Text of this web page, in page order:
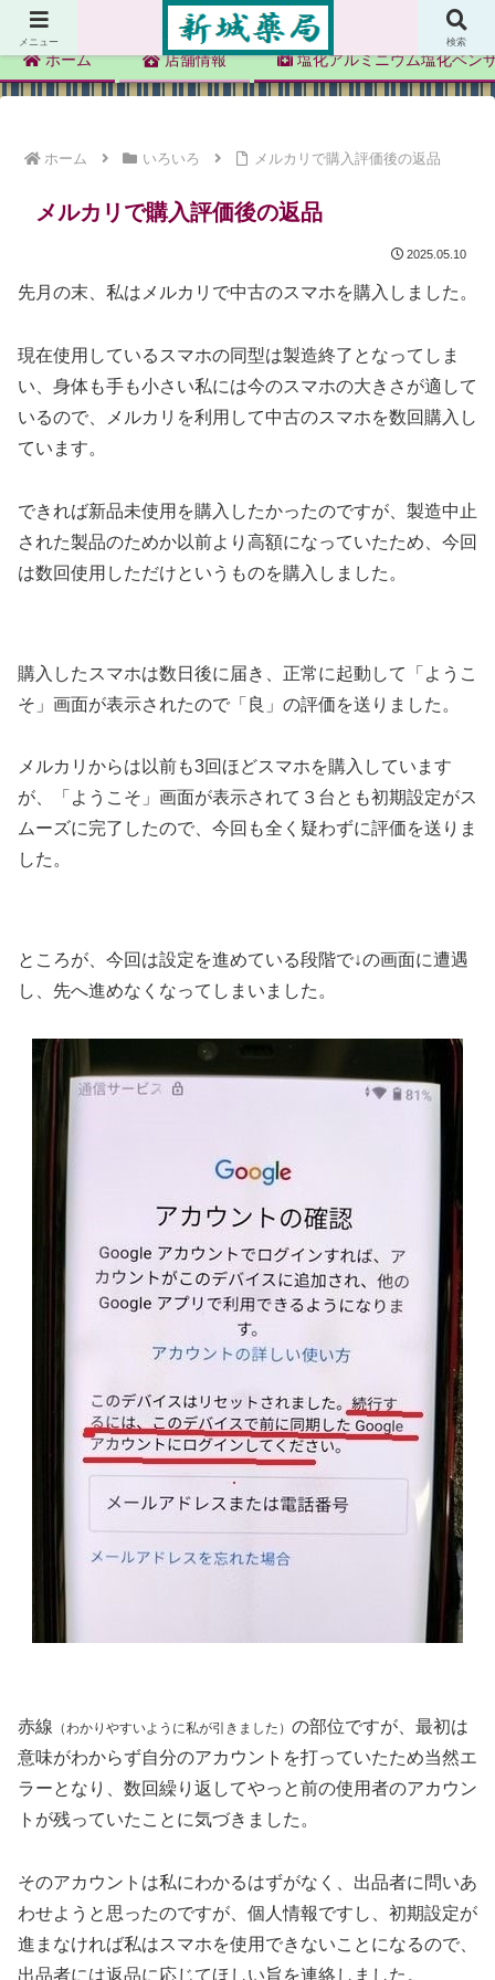
新城薬局
ホーム 店舗情報 塩化アルミニウム塩化ベン
ホーム いろいろ メルカリで購入評価後の返品
メルカリで購入評価後の返品
2025.05.10
先月の末、私はメルカリで中古のスマホを購入しました。
現在使用しているスマホの同型は製造終了となってしま
い、身体も手も小さい私には今のスマホの大きさが適して
いるので、メルカリを利用して中古のスマホを数回購入し
ています。
できれば新品未使用を購入したかったのですが、製造中止
された製品のためか以前より高額になっていたため、今回
は数回使用しただけというものを購入しました。
購入したスマホは数日後に届き、正常に起動して「ようこ
そ」画面が表示されたので「良」の評価を送りました。
メルカリからは以前も3回ほどスマホを購入しています
が、「ようこそ」画面が表示されて３台とも初期設定がス
ムーズに完了したので、今回も全く疑わずに評価を送りま
した。
ところが、今回は設定を進めている段階で↓の画面に遭遇
し、先へ進めなくなってしまいました。
赤線 （わかりやすいように私が引きました） の部位ですが、最初は
意味がわからず自分のアカウントを打っていたため当然エ
ラーとなり、数回繰り返してやっと前の使用者のアカウン
トが残っていたことに気づきました。
そのアカウントは私にわかるはずがなく、出品者に問いあ
わせようと思ったのですが、個人情報ですし、初期設定が
進まなければ私はスマホを使用できないことになるので、
出品者には返品に応じてほしい旨を連絡しました。
メニュー 検索